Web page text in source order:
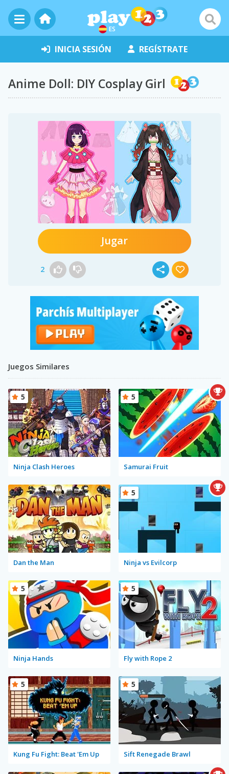
ES
INICIA SESIÓN REGÍSTRATE
Anime Doll: DIY Cosplay Girl
Jugar
2
Juegos Similares
Ninja Clash Heroes
5
Samurai Fruit
5
Dan the Man Ninja vs Evilcorp
5
Ninja Hands
5
Fly with Rope 2
5
Kung Fu Fight: Beat 'Em Up
5
Sift Renegade Brawl
5